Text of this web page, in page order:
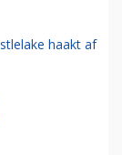
haakt af